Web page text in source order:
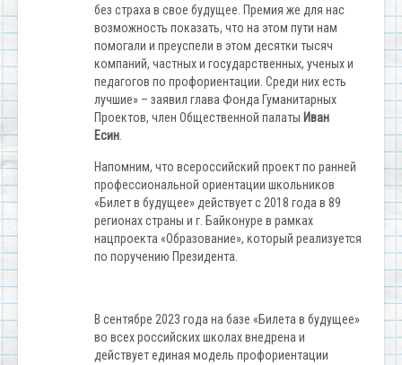
без страха в свое будущее. Премия же для нас
возможность показать, что на этом пути нам
помогали и преуспели в этом десятки тысяч
компаний, частных и государственных, ученых и
педагогов по профориентации. Среди них есть
лучшие» – заявил глава Фонда Гуманитарных
Проектов, член Общественной палаты Иван
Есин
Напомним, что всероссийский проект по ранней
профессиональной ориентации школьников
«Билет в будущее» действует с 2018 года в 89
регионах страны и г. Байконуре в рамках
нацпроекта «Образование», который реализуется
по поручению Президента.
В сентябре 2023 года на базе «Билета в будущее»
во всех российских школах внедрена и
действует единая модель профориентации